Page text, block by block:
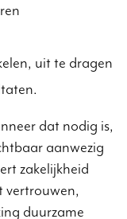
uit te dragen
dat nodig is,
aanwezig
zakelijkheid
vertrouwen,
duurzame